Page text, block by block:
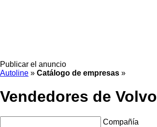
Publicar el anuncio
Autoline » Catálogo de empresas »
Vendedores de Volvo
Compañía